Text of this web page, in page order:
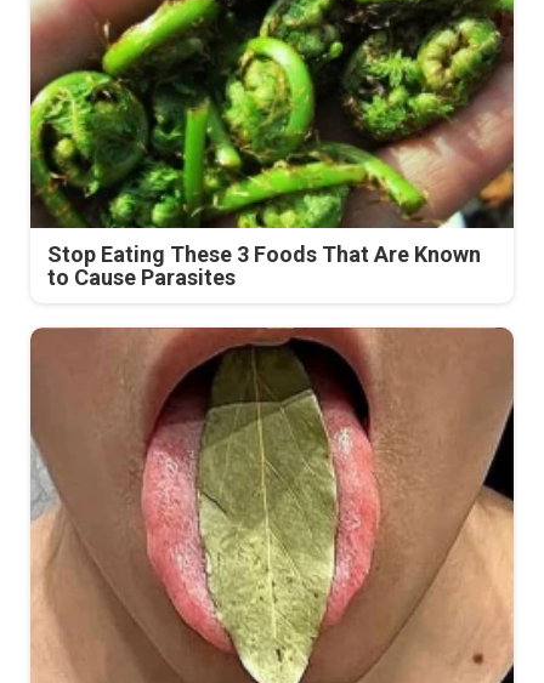
Stop Eating These 3 Foods That Are Known
to Cause Parasites